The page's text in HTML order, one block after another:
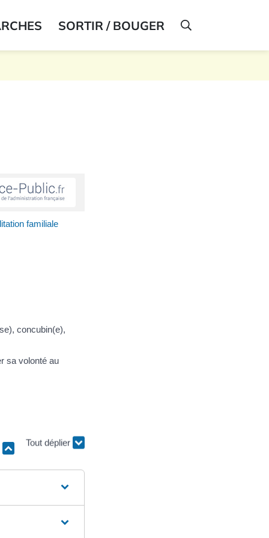
SORTIR / BOUGER AFFICHER LA
familiale
concubin(e),
sa volonté au
Tout déplier